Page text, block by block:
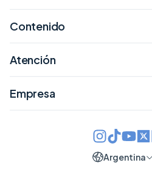
Contenido
Atención
Empresa
Argentina